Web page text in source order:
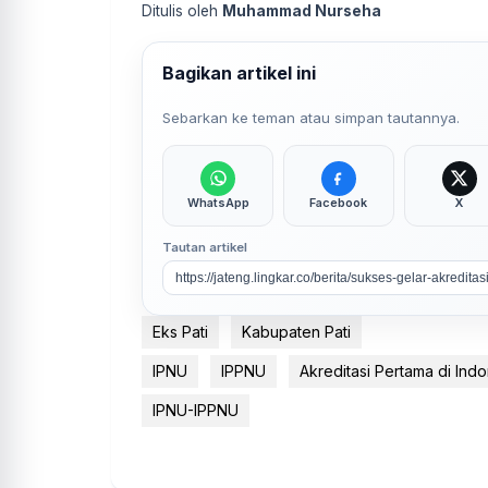
Ditulis oleh Muhammad Nurseha
Bagikan artikel ini
Sebarkan ke teman atau simpan tautannya.
WhatsApp Facebook X
Tautan artikel
Eks Pati Kabupaten Pati
IPNU IPPNU Akreditasi Pertama di
IPNU-IPPNU